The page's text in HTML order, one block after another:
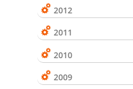
2012
2011
2010
2009